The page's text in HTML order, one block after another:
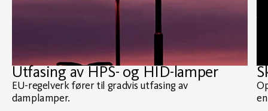
Utfasing av HPS- og HID-lamper
EU-regelverk fører til gradvis utfasing av
damplamper.